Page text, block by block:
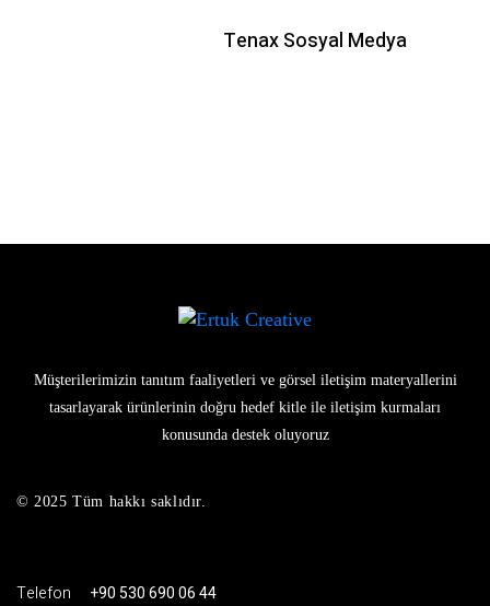
Tenax Sosyal Medya
Müşterilerimizin tanıtım faaliyetleri ve görsel iletişim materyallerini
tasarlayarak ürünlerinin doğru hedef kitle ile iletişim kurmaları
konusunda destek oluyoruz
© 2025 Tüm hakkı saklıdır.
Telefon
+90 530 690 06 44